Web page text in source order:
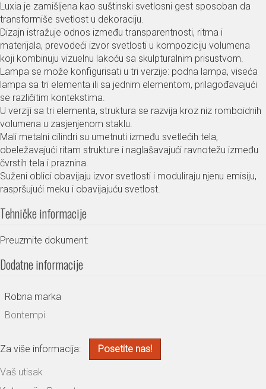
Luxia je zamišljena kao suštinski svetlosni gest sposoban da
transformiše svetlost u dekoraciju.
Dizajn istražuje odnos između transparentnosti, ritma i
materijala, prevodeći izvor svetlosti u kompoziciju volumena
koji kombinuju vizuelnu lakoću sa skulpturalnim prisustvom.
Lampa se može konfigurisati u tri verzije: podna lampa, viseća
lampa sa tri elementa ili sa jednim elementom, prilagođavajući
se različitim kontekstima.
U verziji sa tri elementa, struktura se razvija kroz niz romboidnih
volumena u zasjenjenom staklu.
Mali metalni cilindri su umetnuti između svetlećih tela,
obeležavajući ritam strukture i naglašavajući ravnotežu između
čvrstih tela i praznina.
Suženi oblici obavijaju izvor svetlosti i moduliraju njenu emisiju,
raspršujući meku i obavijajuću svetlost.
Tehničke informacije
Preuzmite dokument:
Dodatne informacije
Robna marka
Bontempi
Za više informacija: Posetite nas!
Vaš utisak